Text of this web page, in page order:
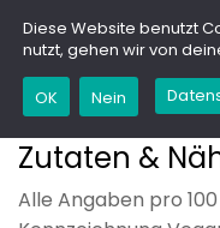
Inhalt
springen
Zutaten &
Alle Angaben pro
Diese Website benutzt
nutzt, gehen wir von
OK Nein